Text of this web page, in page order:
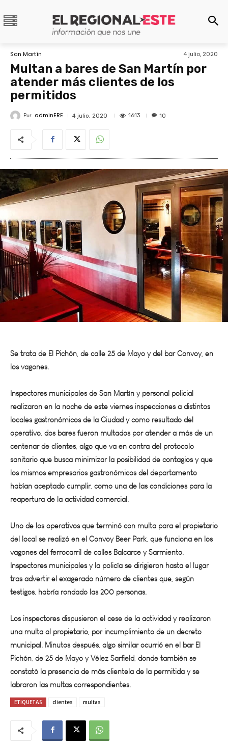
San Martín 4 julio, 2020
Multan a bares de San Martín por
atender más clientes de los
permitidos
Por adminERE 4 julio, 2020 1613 10
Se trata de El Pichón, de calle 25 de Mayo y del bar Convoy, en
los vagones.
Inspectores municipales de San Martín y personal policial
realizaron en la noche de este viernes inspecciones a distintos
locales gastronómicos de la Ciudad y como resultado del
operativo, dos bares fueron multados por atender a más de un
centenar de clientes, algo que va en contra del protocolo
sanitario que busca minimizar la posibilidad de contagios y que
los mismos empresarios gastronómicos del departamento
habían aceptado cumplir, como una de las condiciones para la
reapertura de la actividad comercial.
Uno de los operativos que terminó con multa para el propietario
del local se realizó en el Convoy Beer Park, que funciona en los
vagones del ferrocarril de calles Balcarce y Sarmiento.
Inspectores municipales y la policía se dirigieron hasta el lugar
tras advertir el exagerado número de clientes que, según
testigos, habría rondado las 200 personas.
Los inspectores dispusieron el cese de la actividad y realizaron
una multa al propietario, por incumplimiento de un decreto
municipal. Minutos después, algo similar ocurrió en el bar El
Pichón, de 25 de Mayo y Vélez Sarfield, donde también se
constató la presencia de más clientela de la permitida y se
labraron las multas correspondientes.
ETIQUETAS clientes multas